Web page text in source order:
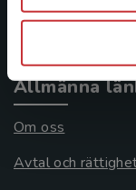
Allmänna
Om oss
Avtal och